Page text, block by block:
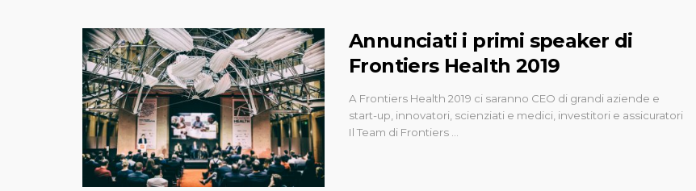
Annunciati i primi speaker di
Frontiers Health 2019
A Frontiers Health 2019 ci saranno CEO di grandi aziende e
start-up, innovatori, scienziati e medici, investitori e assicuratori
Il Team di Frontiers …